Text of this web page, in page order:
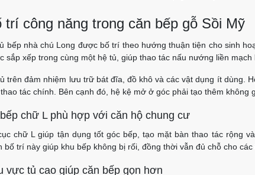
trí công năng trong căn bếp gỗ Sồi Mỹ
bếp nhà chú Long được bố trí theo hướng thuận tiện cho sinh
sắp xếp trong cùng một hệ tủ, giúp thao tác nấu nướng liền mạch
trên đảm nhiệm lưu trữ bát đĩa, đồ khô và các vật dụng ít dùng.
tác chính. Bên cạnh đó, hệ kệ mở ở góc phải tạo thêm không
chữ L phù hợp với căn hộ chung cư
chữ L giúp tận dụng tốt góc bếp, tạo mặt bàn thao tác rộng
bố trí này giúp khu bếp không bị rối, đồng thời vẫn đủ chỗ cho
vực tủ cao giúp căn bếp gọn hơn